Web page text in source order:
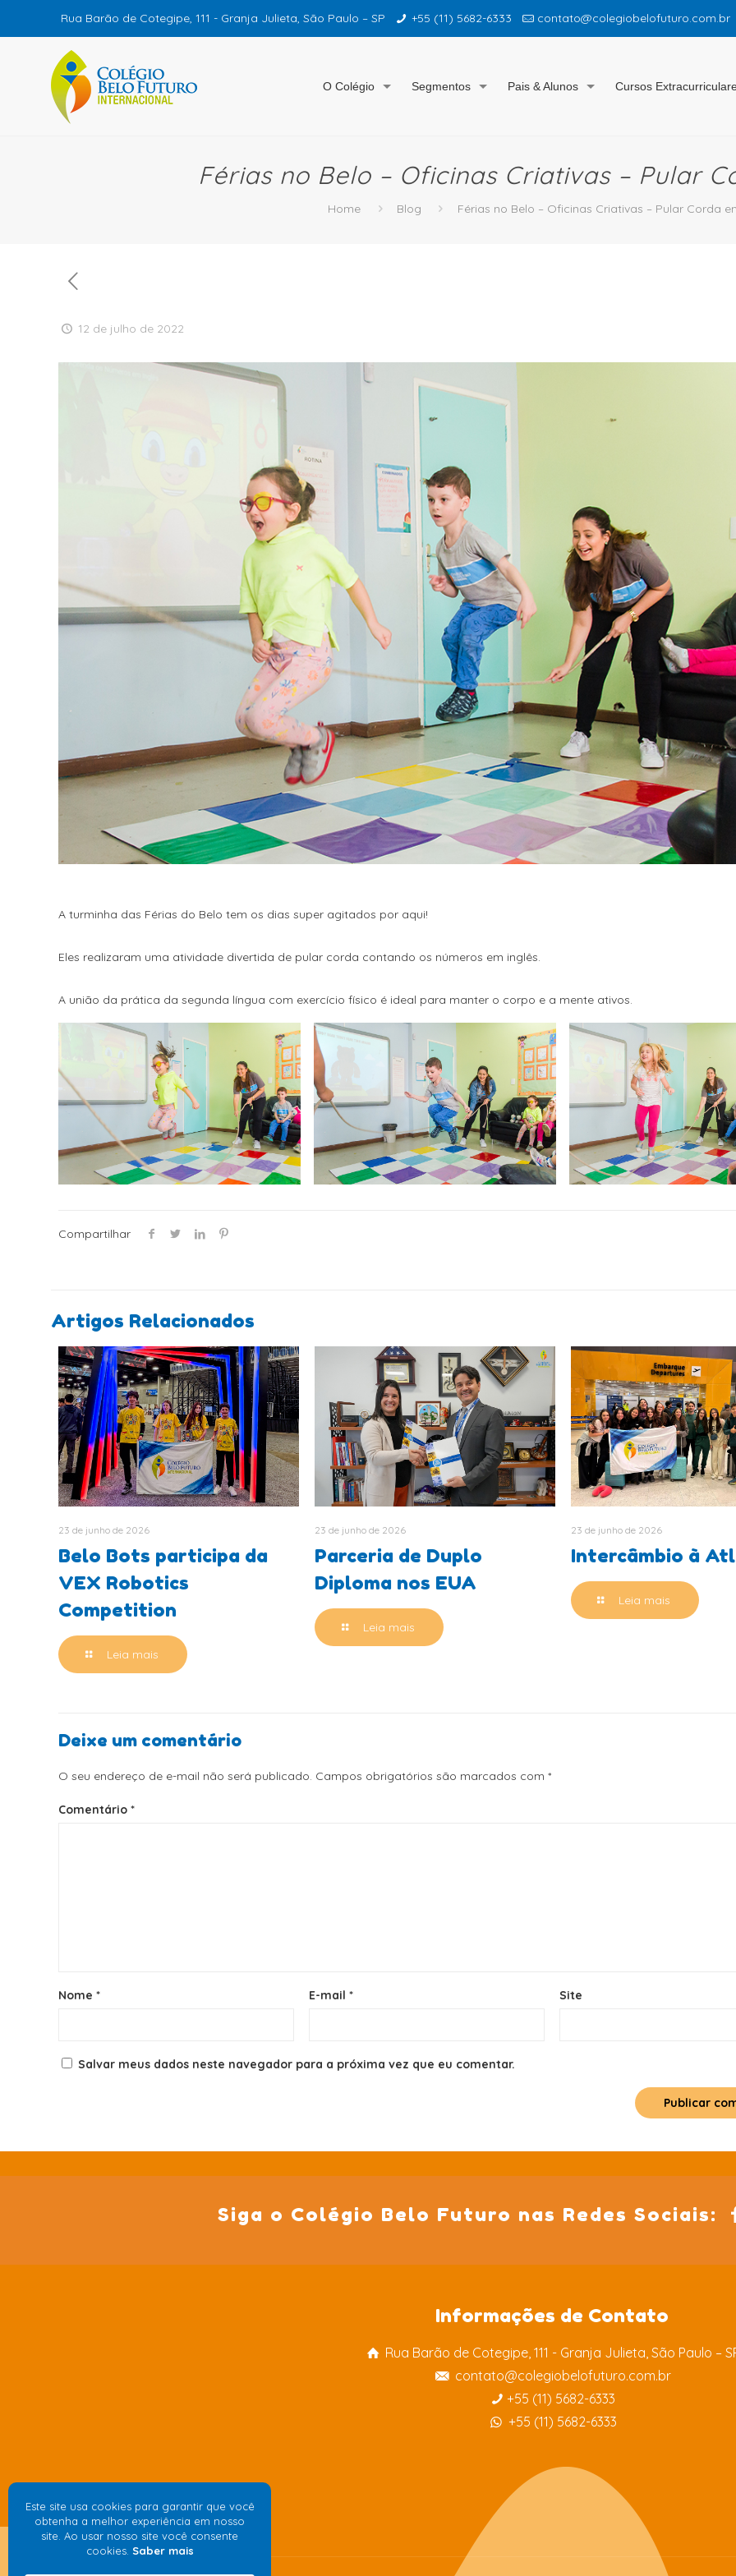
Rua Barão de Cotegipe, 111 - Granja Julieta, São Paulo – SP +55 (11) 5682-6333 contato@colegiobelofuturo.com.br
O Colégio Segmentos Pais & Alunos Cursos
Férias no Belo – Oficinas Criativas – Pular
Home Blog Férias no Belo – Oficinas Criativas – Pular Corda
12 de julho de 2022
A turminha das Férias do Belo tem os dias super agitados por aqui!
Eles realizaram uma atividade divertida de pular corda contando os números em inglês.
A união da prática da segunda língua com exercício físico é ideal para manter o corpo e a mente ativos.
Compartilhar
Artigos Relacionados
23 de junho de 2026
Belo Bots participa da
VEX Robotics
Competition
Leia mais
23 de junho de 2026
Parceria de Duplo
Diploma nos EUA
Leia mais
23 de junho de 2026
Intercâmbio à
Leia mais
Deixe um comentário
O seu endereço de e-mail não será publicado. Campos obrigatórios são marcados com*
Comentário*
Nome* E-mail* Site
Salvar meus dados neste navegador para a próxima vez que eu comentar.
Siga o Colégio Belo Futuro nas Redes Sociais:
Informações de Contato
Rua Barão de Cotegipe, 111 - Granja Julieta, São Paulo –
contato@colegiobelofuturo.com.br
+55 (11) 5682-6333
+55 (11) 5682-6333
Este site usa cookies para garantir que você
obtenha a melhor experiência em nosso
site. Ao usar nosso site você consente
cookies. Saber mais